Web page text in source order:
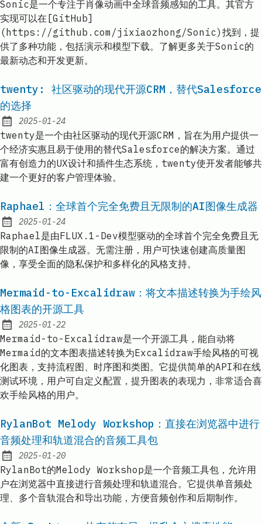
Sonic是一个专注于肖像动画中全球音频感知的工具。其官方
实现可以在[GitHub]
(https://github.com/jixiaozhong/Sonic)找到，提
供了多种功能，包括演示和模型下载。了解更多关于Sonic的
最新动态和开发更新。
twenty: 社区驱动的现代开源CRM，替代Salesforce
的选择
Published:
2025-01-24
twenty是一个由社区驱动的现代开源CRM，旨在为用户提供一
个经济实惠且易于使用的替代Salesforce的解决方案。通过
富有创造力的UX设计和插件生态系统，twenty使开发者能够共
建一个更好的客户管理体验。
Raphael：全球首个完全免费且无限制的AI图像生成器
Published:
2025-01-24
Raphael是由FLUX.1-Dev模型驱动的全球首个完全免费且无
限制的AI图像生成器。无需注册，用户可快速创建高质量图
像，享受全面的隐私保护和多样化的风格支持。
Mermaid-to-Excalidraw：将文本描述转换为手绘风
格图表的开源工具
Published:
2025-01-22
Mermaid-to-Excalidraw是一个开源工具，能自动将
Mermaid的文本图表描述转换为Excalidraw手绘风格的可视
化图表，支持流程图、时序图和类图。它提供简单的API和在线
测试环境，用户可自定义配置，提升图表的表现力，非常适合喜
欢手绘风格的用户。
RylanBot Melody Workshop：直接在浏览器中进行
音频处理和轨道混合的音频工具包
Published:
2025-01-20
RylanBot的Melody Workshop是一个音频工具包，允许用
户在浏览器中直接进行音频处理和轨道混合。它提供单音频处
理、多个音轨混合和导出功能，方便音频创作和后期制作。